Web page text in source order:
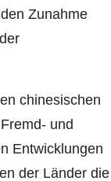
Zunahme
chinesischen
und
Entwicklungen
der Länder die